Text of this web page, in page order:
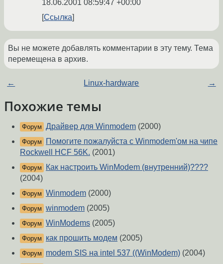
18.06.2001 08:59:47 +00:00
Ссылка
Вы не можете добавлять комментарии в эту тему. Тема
перемещена в архив.
← Linux-hardware →
Похожие темы
Форум Драйвер для Winmodem (2000)
Форум
Помогите пожалуйста с Winmodem'ом на чипе
Rockwell HCF 56K. (2001)
Форум
Как настроить WinModem (внутренний)????
(2004)
Форум Winmodem (2000)
Форум winmodem (2005)
Форум WinModems (2005)
Форум как прошить модем (2005)
Форум modem SIS на intel 537 ((WinModem) (2004)